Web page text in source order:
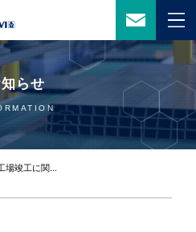
らせ
場竣工に関...